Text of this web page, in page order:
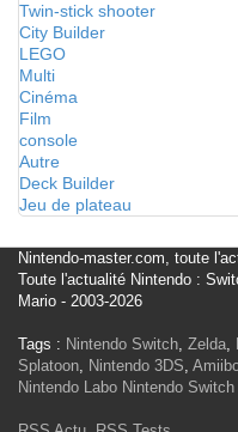
Twin-stick shooter
City Builder
LEGO
Multi
Cinéma
Film
console
Autre
Deck Builder
Jeu de plateau
Nintendo-master.com, toute
Toute l'actualité Nintendo :
Mario - 2003-2026
Tags : Nintendo Switch, Zelda,
Splatoon, Nintendo 3DS,
Nintendo Labo Nintendo Switch